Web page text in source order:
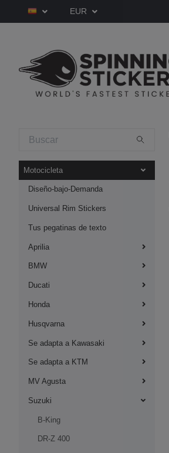
EUR
Motocicleta
Diseño-bajo-Demanda
Universal Rim Stickers
Tus pegatinas de texto
Aprilia
BMW
Ducati
Honda
Husqvarna
Se adapta a Kawasaki
Se adapta a KTM
MV Agusta
Suzuki
B-King
DR-Z 400